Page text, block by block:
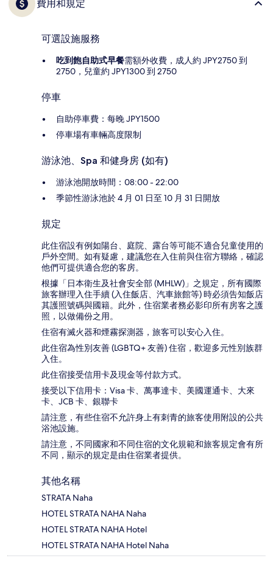
費用和規定
可選設施服務
吃到飽自助式早餐需額外收費，成人約 JPY2750 到
2750，兒童約 JPY1300 到 2750
停車
自助停車費：每晚 JPY1500
停車場有車輛高度限制
游泳池、Spa 和健身房 (如有)
游泳池開放時間：08:00 - 22:00
季節性游泳池於 4 月 01 日至 10 月 31 日開放
規定
此住宿設有例如陽台、庭院、露台等可能不適合兒童使用的
戶外空間。如有疑慮，建議您在入住前與住宿方聯絡，確認
他們可提供適合您的客房。
根據「日本衛生及社會安全部 (MHLW)」之規定，所有國際
旅客辦理入住手續 (入住飯店、汽車旅館等) 時必須告知飯店
其護照號碼與國籍。此外，住宿業者務必影印所有房客之護
照，以做備份之用。
住宿有滅火器和煙霧探測器，旅客可以安心入住。
此住宿為性別友善 (LGBTQ+ 友善) 住宿，歡迎多元性別族群
入住。
此住宿接受信用卡及現金等付款方式。
接受以下信用卡：Visa 卡、萬事達卡、美國運通卡、大來
卡、JCB 卡、銀聯卡
請注意，有些住宿不允許身上有刺青的旅客使用附設的公共
浴池設施。
請注意，不同國家和不同住宿的文化規範和旅客規定會有所
不同，顯示的規定是由住宿業者提供。
其他名稱
STRATA Naha
HOTEL STRATA NAHA Naha
HOTEL STRATA NAHA Hotel
HOTEL STRATA NAHA Hotel Naha